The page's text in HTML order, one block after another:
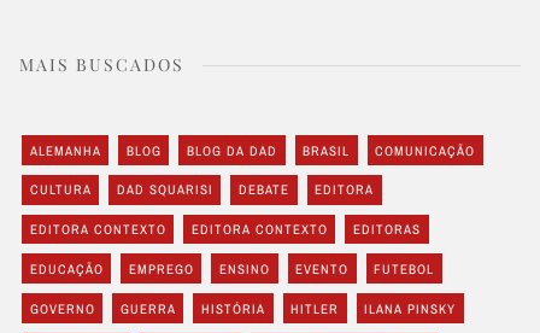
MAIS BUSCADOS
ALEMANHA BLOG BLOG DA DAD BRASIL COMUNICAÇÃO
CULTURA DAD SQUARISI DEBATE EDITORA
EDITORA CONTEXTO EDITORA CONTEXTO EDITORAS
EDUCAÇÃO EMPREGO ENSINO EVENTO FUTEBOL
GOVERNO GUERRA HISTÓRIA HITLER ILANA PINSKY